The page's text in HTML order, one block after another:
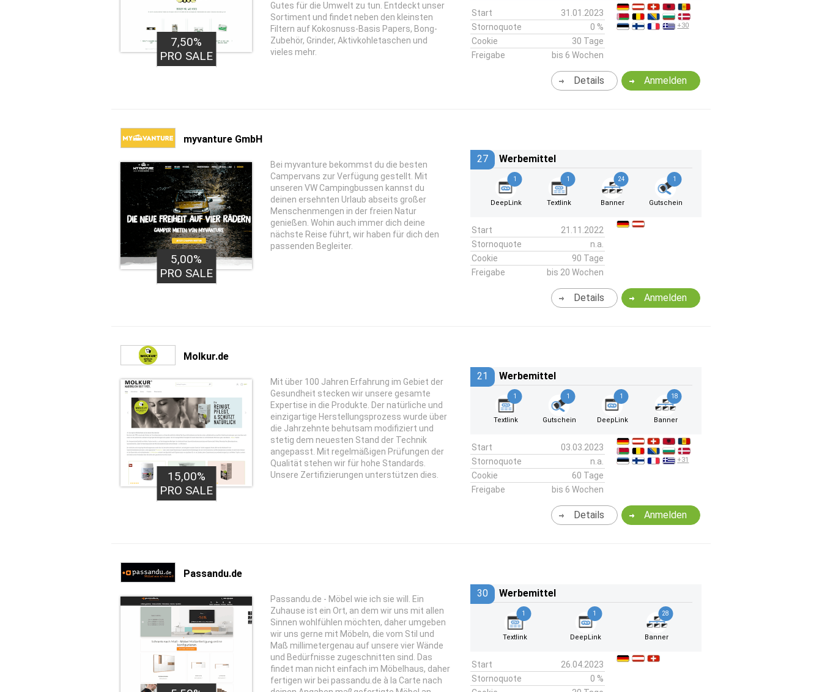
7,50%
PRO SALE
Gutes für die Umwelt zu tun. Entdeckt unser
Sortiment und findet neben den kleinsten
Filtern auf Kokosnuss-Basis Papers, Bong-
Zubehör, Grinder, Aktivkohletaschen und
vieles mehr.
Start
31.01.2023
Stornoquote
0 %
Cookie
30 Tage
Freigabe
bis 6 Wochen
+30
Anmelden
Details
myvanture GmbH
5,00%
PRO SALE
Bei myvanture bekommst du die besten
Campervans zur Verfügung gestellt. Mit
unseren VW Campingbussen kannst du
deinen ersehnten Urlaub abseits großer
Menschenmengen in der freien Natur
genießen. Wohin auch immer dich deine
nächste Reise führt, wir haben für dich den
passenden Begleiter.
27 Werbemittel
1
DeepLink
1
Textlink
24
Banner
1
Gutschein
Start
21.11.2022
Stornoquote
n.a.
Cookie
90 Tage
Freigabe
bis 20 Wochen
Anmelden
Details
Molkur.de
15,00%
PRO SALE
Mit über 100 Jahren Erfahrung im Gebiet der
Gesundheit stecken wir unsere gesamte
Expertise in die Produkte. Der natürliche und
einzigartige Herstellungsprozess wurde über
die Jahrzehnte behutsam modifiziert und
stetig dem neuesten Stand der Technik
angepasst. Mit regelmäßigen Prüfungen der
Qualität stehen wir für hohe Standards.
Unsere Zertifizierungen unterstützen dies.
21 Werbemittel
1
Textlink
1
Gutschein
1
DeepLink
18
Banner
Start
03.03.2023
Stornoquote
n.a.
Cookie
60 Tage
Freigabe
bis 6 Wochen
+31
Anmelden
Details
Passandu.de
Passandu.de - Möbel wie ich sie will. Ein
Zuhause ist ein Ort, an dem wir uns mit allen
Sinnen wohlfühlen möchten, daher umgeben
wir uns gerne mit Möbeln, die vom Stil und
Maß millimetergenau auf unsere vier Wände
und Bedürfnisse zugeschnitten sind. Das
findet man nicht einfach im Möbelhaus, daher
fertigen wir bei passandu.de à la Carte nach
30 Werbemittel
1
Textlink
1
DeepLink
28
Banner
Start
26.04.2023
Stornoquote
0 %